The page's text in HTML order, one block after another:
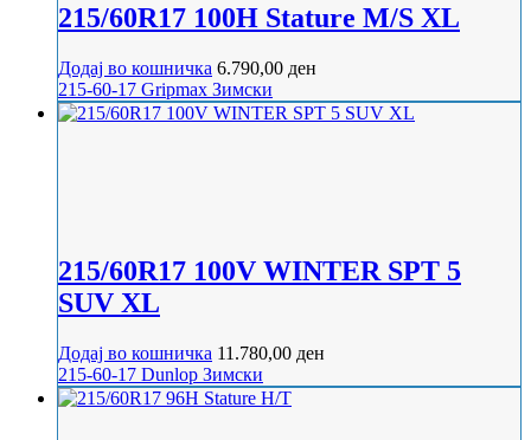
215/60R17 100H Stature M/S XL
Додај во кошничка 6.790,00 ден
215-60-17 Gripmax Зимски
215/60R17 100V WINTER SPT 5
SUV XL
Додај во кошничка 11.780,00 ден
215-60-17 Dunlop Зимски